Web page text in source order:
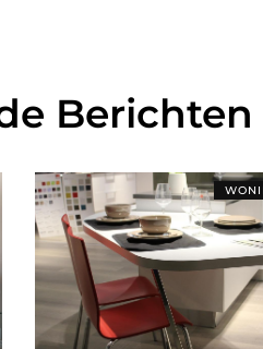
Berichten